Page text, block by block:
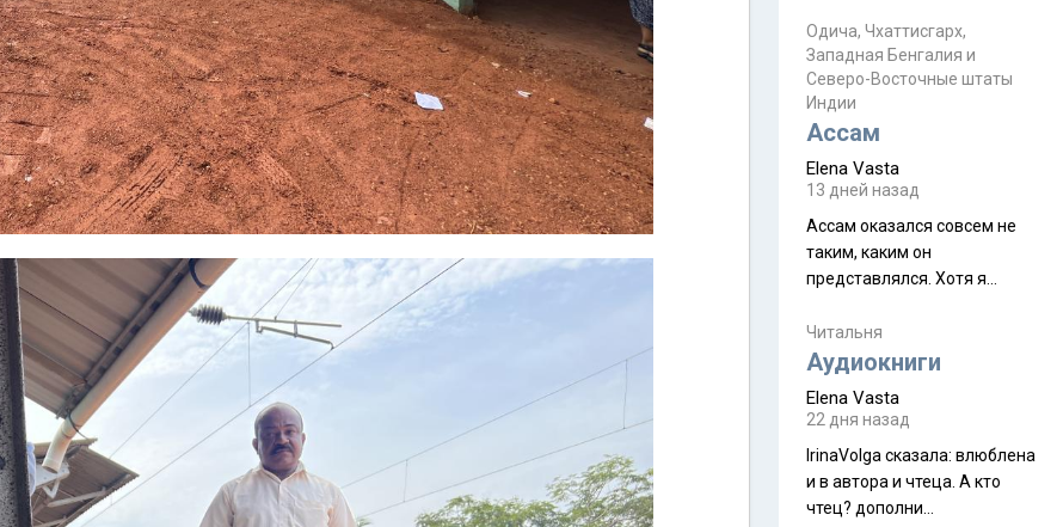
Пока
Прочитайте! У моих двух
знакомых вот так увели
аккаунты
Одича, Чхаттисгарх,
Западная Бенгалия и
Северо-Восточные штаты
Индии
Ассам
Elena Vasta
13 дней назад
Ассам оказался совсем не
таким, каким он
представлялся. Хотя я
краешек, но все же схватила
ауру штата, как-то он меня
природа, мягкие
такая как бы переходная
ступень между привычной
нам Индией и остальными
Читальня
Аудиокниги
Elena Vasta
22 дня назад
IrinaVolga сказалa: влюблена
и в автора и чтеца. А кто
чтец? дополни